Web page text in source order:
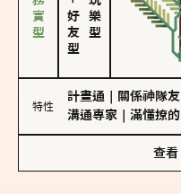
好友型玩樂型
特性
計畫通 關係神隊友
溝通專家
滿懂撩的
查看